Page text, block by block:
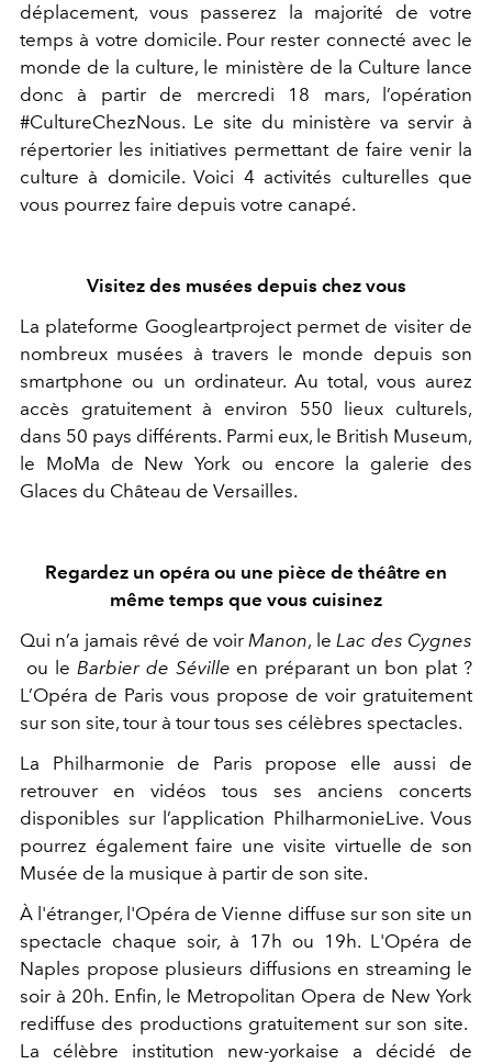
déplacement, vous passerez la majorité de votre
temps à votre domicile. Pour rester connecté avec le
monde de la culture, ​le ministère de la Culture lance
donc à partir de mercredi 18 mars, l’opération
#CultureChezNous. Le site du ministère va servir à
répertorier les initiatives permettant de faire venir la
culture à domicile. Voici 4 activités culturelles que
vous pourrez faire depuis votre canapé.
Visitez des musées depuis chez vous
La plateforme Googleartproject permet de visiter de
nombreux musées à travers le monde depuis son
smartphone ou un ordinateur. Au total, vous aurez
accès gratuitement à environ 550 lieux culturels,
dans 50 pays différents. Parmi eux, le British Museum,
le MoMa de New York ou encore la galerie des
Glaces du Château de Versailles.
Regardez un opéra ou une pièce de théâtre en
même temps que vous cuisinez
Qui n’a jamais rêvé de voir ​Manon, leLac des Cygnes
ou le ​ Barbier de Séville​ en préparant un bon plat ?
L’Opéra de Paris vous propose de voir gratuitement
sur son site, tour à tour tous ses célèbres spectacles.
La ​Philharmonie de Paris​ propose elle aussi de
retrouver en vidéos tous ses anciens concerts
disponibles sur l’application ​PhilharmonieLive​. Vous
pourrez également faire une visite virtuelle de son
Musée de la musique à partir de son site.
À l'étranger, l'Opéra de Vienne diffuse sur son site un
spectacle chaque soir, à 17h ou 19h. L'Opéra de
Naples propose plusieurs diffusions en streaming le
soir à 20h. Enfin, le Metropolitan Opera de New York
rediffuse des productions gratuitement sur son site. ​
La célèbre institution new-yorkaise a décidé de